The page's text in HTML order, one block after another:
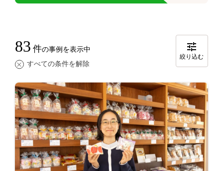
83 件の事例を表示中
すべての条件を解除
絞り込む